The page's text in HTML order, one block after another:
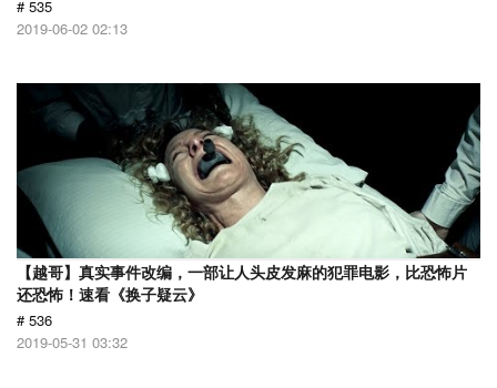
# 535
2019-06-02 02:13
【越哥】真实事件改编，一部让人头皮发麻的犯罪电影，比恐怖片
还恐怖！速看《换子疑云》
# 536
2019-05-31 03:32